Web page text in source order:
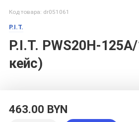
Код товара: dr051061
P.I.T.
P.I.T. PWS20H-
кейс)
463.00 BYN